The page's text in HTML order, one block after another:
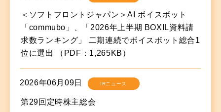
＜ソフトフロントジャパン＞AI ボイスボット
「commubo」、「2026年上半期 BOXIL資料請
求数ランキング」 二期連続でボイスボット総合1
位に選出 （PDF：1,265KB）
2026年06月09日 IRニュース
第29回定時株主総会